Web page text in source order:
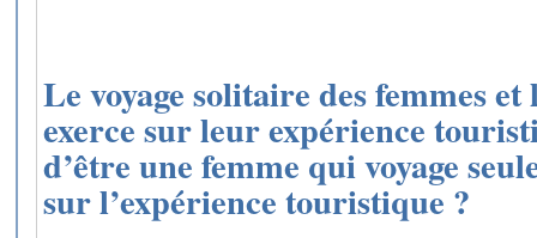
Le voyage solitaire des femmes
exerce sur leur expérience
d’être une femme qui voyage
sur l’expérience touristique ?